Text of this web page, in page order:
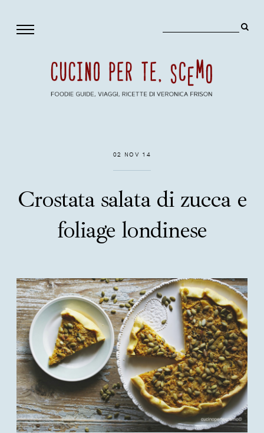
02 NOV 14
Crostata salata di zucca e
foliage londinese